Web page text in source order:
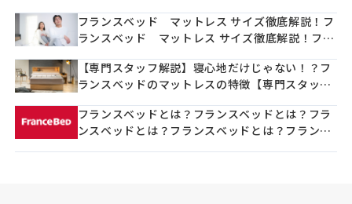
マットレスの寿命は？どのくらい使えるのか？フ
ランスベッド製マットレスの寿命は？どのくらい
使えるのか？フランスベッド製マットレスの寿命
は？どのくらい使えるのか？フランスベッド製マ
ットレスの寿命は？どのくらい使えるのか？フラ
ンスベッド製マットレスの寿命は？どのくらい使
えるのか？フランスベッド製マットレスの寿命
は？どのくらい使えるのか？フランスベッド製マ
ットレスの寿命は？どのくらい使えるのか？フラ
フランスベッド マットレス サイズ徹底解説！フ
ランスベッド マットレス サイズ徹底解説！フラ
スベッド マットレス サイズ徹底解説！フランス
ベッド マットレス サイズ徹底解説！フランスベ
ッド マットレス サイズ徹底解説！フランスベッ
ド マットレス サイズ徹底解説！フランスベッ
ド マットレス サイズ徹底解説！フランスベッ
ド マットレス サイズ徹底解説！フランスベッ
【専門スタッフ解説】寝心地だけじゃない！？フ
ランスベッドのマットレスの特徴【専門スタッフ
マットレスの特徴【専門スタッフ解説】寝心地だ
けじゃない！？フランスベッドのマットレスの特
徴【専門スタッフ解説】寝心地だけじゃない！？
フランスベッドとは？フランスベッドとは？フラ
ンスベッドとは？フランスベッドとは？フランス